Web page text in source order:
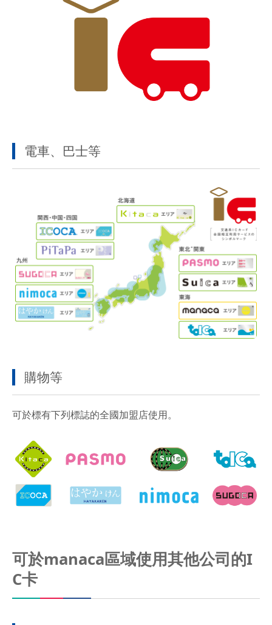
電車、巴士等
購物等
可於標有下列標誌的全國加盟店使用。
可於manaca區域使用其他公司的I
C卡